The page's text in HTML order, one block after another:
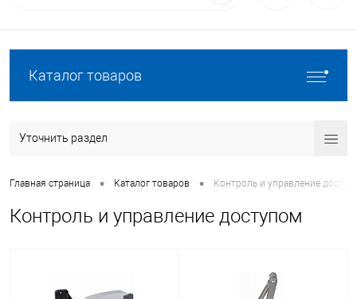
Каталог товаров
Уточнить раздел
Главная страница • Каталог товаров • Контроль и управление
Контроль и управление доступом